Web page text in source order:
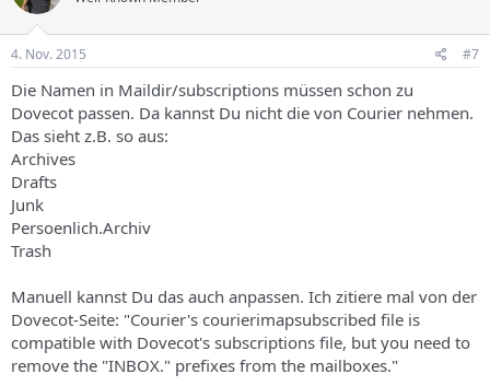
4. Nov. 2015 #7
Die Namen in Maildir/subscriptions müssen schon zu
Dovecot passen. Da kannst Du nicht die von Courier nehmen.
Das sieht z.B. so aus:
Archives
Drafts
Junk
Persoenlich.Archiv
Trash
Manuell kannst Du das auch anpassen. Ich zitiere mal von der
Dovecot-Seite: "Courier's courierimapsubscribed file is
compatible with Dovecot's subscriptions file, but you need to
remove the "INBOX." prefixes from the mailboxes."